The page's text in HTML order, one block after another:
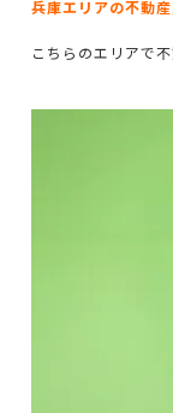
兵庫エリアの不動
こちらのエリアで